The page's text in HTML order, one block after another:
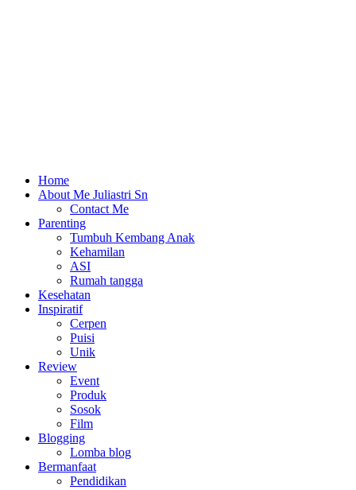
Home
About Me Juliastri Sn
Contact Me
Parenting
Tumbuh Kembang Anak
Kehamilan
ASI
Rumah tangga
Kesehatan
Inspiratif
Cerpen
Puisi
Unik
Review
Event
Produk
Sosok
Film
Blogging
Lomba blog
Bermanfaat
Pendidikan